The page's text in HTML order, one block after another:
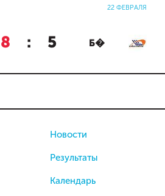
22 ФЕВРАЛЯ
8 : 5 Б�
Новости
Результаты
Календарь